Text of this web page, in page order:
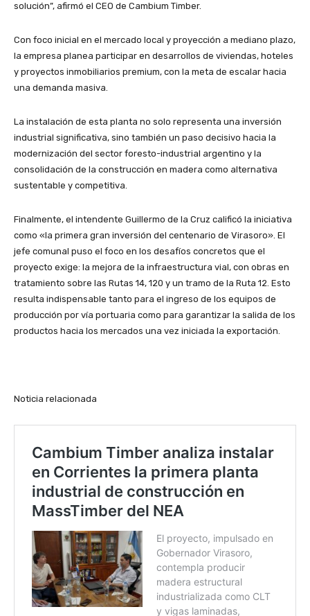
solución”, afirmó el CEO de Cambium Timber.
Con foco inicial en el mercado local y proyección a mediano plazo,
la empresa planea participar en desarrollos de viviendas, hoteles
y proyectos inmobiliarios premium, con la meta de escalar hacia
una demanda masiva.
La instalación de esta planta no solo representa una inversión
industrial significativa, sino también un paso decisivo hacia la
modernización del sector foresto-industrial argentino y la
consolidación de la construcción en madera como alternativa
sustentable y competitiva.
Finalmente, el intendente Guillermo de la Cruz calificó la iniciativa
como «la primera gran inversión del centenario de Virasoro». El
jefe comunal puso el foco en los desafíos concretos que el
proyecto exige: la mejora de la infraestructura vial, con obras en
tratamiento sobre las Rutas 14, 120 y un tramo de la Ruta 12. Esto
resulta indispensable tanto para el ingreso de los equipos de
producción por vía portuaria como para garantizar la salida de los
productos hacia los mercados una vez iniciada la exportación.
Noticia relacionada